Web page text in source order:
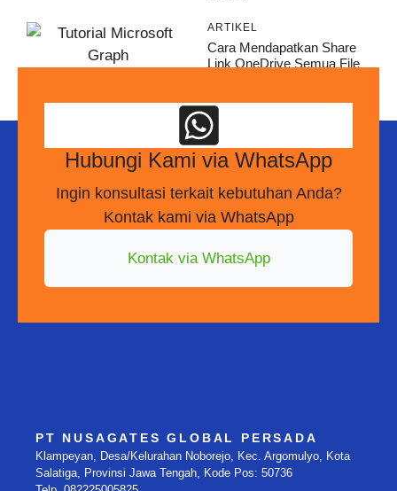
ARTIKEL
Cara Mendapatkan Share
Link OneDrive Semua File
Hubungi Kami via WhatsApp
Ingin konsultasi terkait kebutuhan Anda?
Kontak kami via WhatsApp
Kontak via WhatsApp
PT NUSAGATES GLOBAL PERSADA
Klampeyan, Desa/Kelurahan Noborejo, Kec. Argomulyo, Kota
Salatiga, Provinsi Jawa Tengah, Kode Pos: 50736